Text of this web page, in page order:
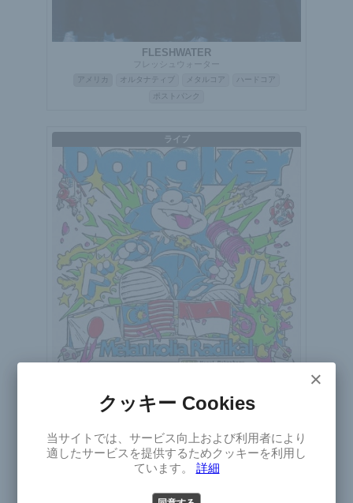
FLESHWATER
フレッシュウォーター
アメリカ オルタナティブ メタルコア
ハードコア
ポストパンク
ライブ
Dongker
ドンケル
Japan Tour 2026
2026年9月4日(金)～12日(土)
×
Select
Version
×
クッキー Cookies
当サイトでは、サービス向上および利用者により
適したサービスを提供するためクッキーを利用し
ています。 詳細